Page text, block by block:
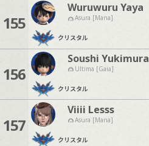
155
Wuruwuru Yaya
Asura [Mana]
クリスタル
156
Soushi Yukimura
Ultima [Gaia]
クリスタル
157
Viiii Lesss
Asura [Mana]
クリスタル